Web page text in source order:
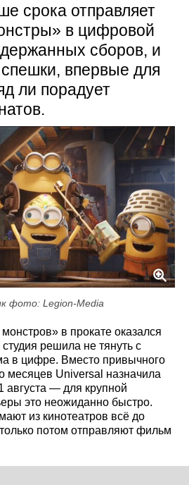
срока отправляет
в цифровой
сборов, и
впервые для
ли порадует
фото: Legion-Media
в прокате оказался
решила не тянуть с
в цифре. Вместо привычного
месяцев Universal назначила
августа — для крупной
это неожиданно быстро.
из кинотеатров всё до
потом отправляют фильм